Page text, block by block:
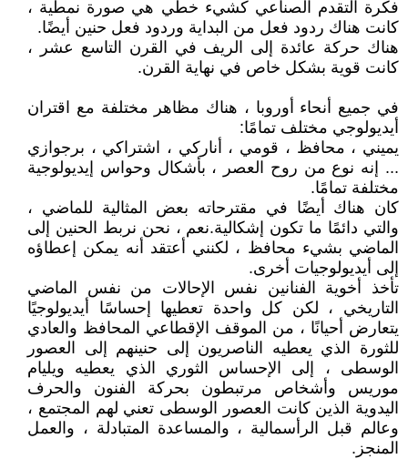
فكرة التقدم الصناعي كشيء خطي هي صورة نمطية ،
كانت هناك ردود فعل من البداية وردود فعل حنين أيضًا.
هناك حركة عائدة إلى الريف في القرن التاسع عشر ،
كانت قوية بشكل خاص في نهاية القرن.
في جميع أنحاء أوروبا ، هناك مظاهر مختلفة مع اقتران
أيديولوجي مختلف تمامًا:
يميني ، محافظ ، قومي ، أناركي ، اشتراكي ، برجوازي
... إنه نوع من روح العصر ، بأشكال وحواس إيديولوجية
مختلفة تمامًا.
كان هناك أيضًا في مقترحاته بعض المثالية للماضي ،
والتي دائمًا ما تكون إشكالية.نعم ، نحن نربط الحنين إلى
الماضي بشيء محافظ ، لكنني أعتقد أنه يمكن إعطاؤه
إلى أيديولوجيات أخرى.
تأخذ أخوية الفنانين نفس الإحالات من نفس الماضي
التاريخي ، لكن كل واحدة تعطيها إحساسًا أيديولوجيًا
يتعارض أحيانًا ، من الموقف الإقطاعي المحافظ والعادي
للثورة الذي يعطيه الناصريون إلى حنينهم إلى العصور
الوسطى ، إلى الإحساس الثوري الذي يعطيه ويليام
موريس وأشخاص مرتبطون بحركة الفنون والحرف
اليدوية الذين كانت العصور الوسطى تعني لهم المجتمع ،
وعالم قبل الرأسمالية ، والمساعدة المتبادلة ، والعمل
المنجز.